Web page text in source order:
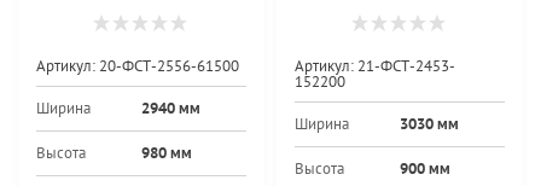
Артикул: 20-ФСТ-2556-61500
Ширина 2940 мм
Высота 980 мм
Артикул: 21-ФСТ-2453-
152200
Ширина 3030 мм
Высота 900 мм